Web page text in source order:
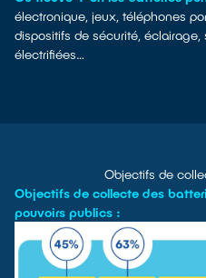
électronique, jeux, téléphones
dispositifs de sécurité, éclairage,
électrifiées…
Objectifs de
Objectifs de collecte des
pouvoirs publics :